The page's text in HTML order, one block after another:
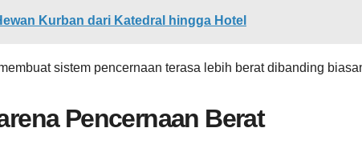
Kurban dari Katedral hingga Hotel
sistem pencernaan terasa lebih berat dibanding
Pencernaan Berat